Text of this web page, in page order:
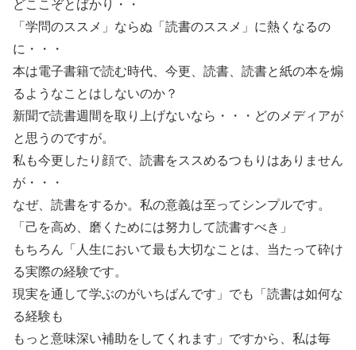
どここぞとばかり・・
「学問のススメ」ならぬ「読書のススメ」に熱くなるの
に・・・
本は電子書籍で読む時代、今更、読書、読書と紙の本を煽
るようなことはしないのか？
新聞で読書週間を取り上げないなら・・・どのメディアが
と思うのですが。
私も今更したり顔で、読書をススめるつもりはありません
が・・・
なぜ、読書をするか。私の意義は至ってシンプルです。
「己を高め、磨くためには努力して読書すべき」
もちろん「人生において最も大切なことは、当たって砕け
る実際の経験です。
現実を通して学ぶのがいちばんです」でも「読書は如何な
る経験も
もっと意味深い補助をしてくれます」ですから、私は毎